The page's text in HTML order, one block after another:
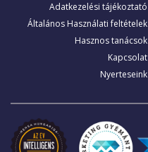
Adatkezelési tájékoztató
Általános Használati feltételek
Hasznos tanácsok
Kapcsolat
Nyerteseink